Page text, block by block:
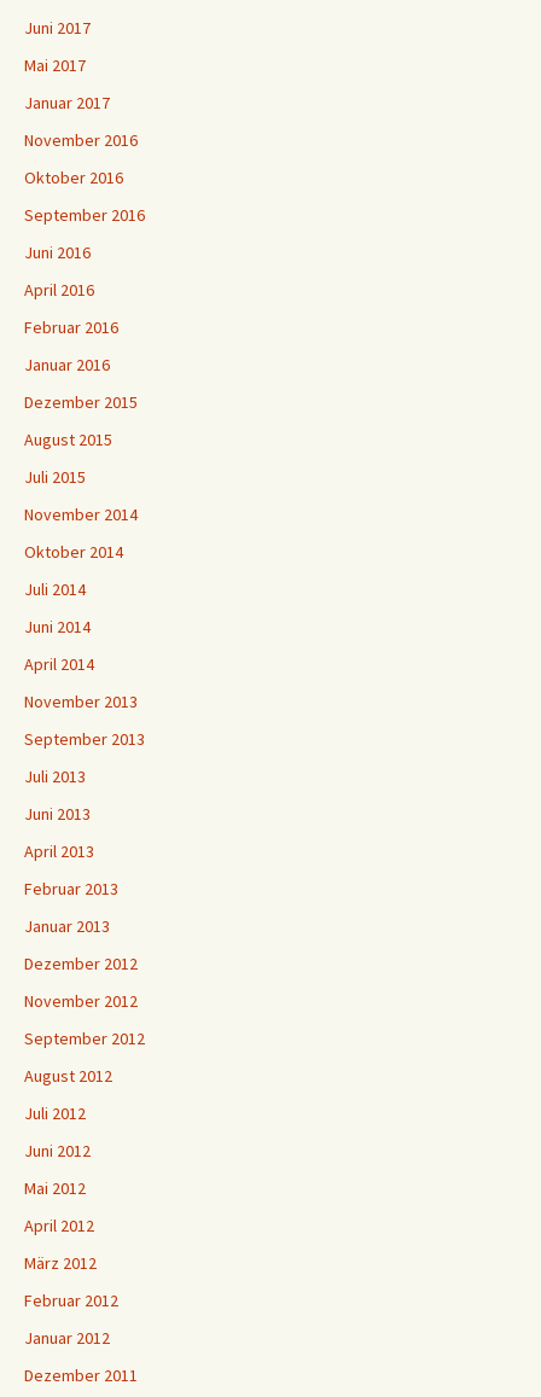
Juni 2017
Mai 2017
Januar 2017
November 2016
Oktober 2016
September 2016
Juni 2016
April 2016
Februar 2016
Januar 2016
Dezember 2015
August 2015
Juli 2015
November 2014
Oktober 2014
Juli 2014
Juni 2014
April 2014
November 2013
September 2013
Juli 2013
Juni 2013
April 2013
Februar 2013
Januar 2013
Dezember 2012
November 2012
September 2012
August 2012
Juli 2012
Juni 2012
Mai 2012
April 2012
März 2012
Februar 2012
Januar 2012
Dezember 2011